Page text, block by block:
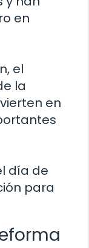
en
el
la
en
día de
para